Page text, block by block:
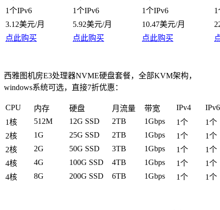
1个IPv6
1个IPv6 1个IPv6
1
3.12美元/月
5.92美元/月 10.47美元/月
点此购买
点此购买 点此购买
西雅图机房E3处理器NVME硬盘套餐，全部KVM架构，
windows系统可选，直接7折优惠：
CPU 内存 硬盘 月流量 带宽 IPv4
IPv6
1核
512M 12G SSD 2TB 1Gbps 1个
1个
2核
1G 25G SSD 2TB 1Gbps 1个
1个
2核
2G 50G SSD 3TB 1Gbps 1个
1个
4核
4G 100G SSD 4TB 1Gbps 1个
1个
4核
8G 200G SSD 6TB 1Gbps 1个 1个